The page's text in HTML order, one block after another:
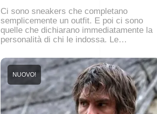
Ci sono sneakers che completano
semplicemente un outfit. E poi ci sono
quelle che dichiarano immediatamente la
personalità di chi le indossa. Le…
NUOVO!